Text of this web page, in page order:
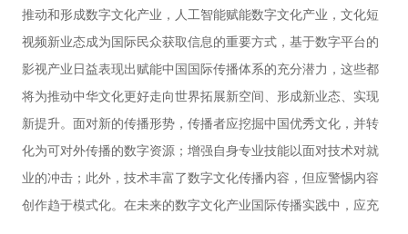
周树春
52 | “Z世代”与粉丝文化：
吴瑛 贾牧笛
56 | 中国企业全球传播的四种范式探讨
曹继东
61 | 地球生命共同体：
中国生态文明叙事的全球指向与国际传播
【圆桌论坛】
推动和形成数字文化产业，人工智能赋能数字文化产业，文化短
视频新业态成为国际民众获取信息的重要方式，基于数字平台的
影视产业日益表现出赋能中国国际传播体系的充分潜力，这些都
将为推动中华文化更好走向世界拓展新空间、形成新业态、实现
新提升。面对新的传播形势，传播者应挖掘中国优秀文化，并转
化为可对外传播的数字资源；增强自身专业技能以面对技术对就
业的冲击；此外，技术丰富了数字文化传播内容，但应警惕内容
创作趋于模式化。在未来的数字文化产业国际传播实践中，应充